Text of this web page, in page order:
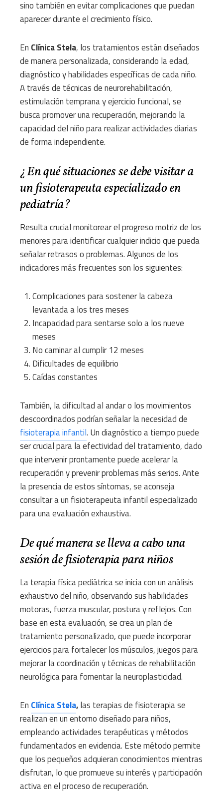
sino también en evitar complicaciones que puedan
aparecer durante el crecimiento físico.
En Clínica Stela, los tratamientos están diseñados
de manera personalizada, considerando la edad,
diagnóstico y habilidades específicas de cada niño.
A través de técnicas de neurorehabilitación,
estimulación temprana y ejercicio funcional, se
busca promover una recuperación, mejorando la
capacidad del niño para realizar actividades diarias
de forma independiente.
¿En qué situaciones se debe visitar a
un fisioterapeuta especializado en
pediatría?
Resulta crucial monitorear el progreso motriz de los
menores para identificar cualquier indicio que pueda
señalar retrasos o problemas. Algunos de los
indicadores más frecuentes son los siguientes:
Complicaciones para sostener la cabeza
levantada a los tres meses
Incapacidad para sentarse solo a los nueve
meses
No caminar al cumplir 12 meses
Dificultades de equilibrio
Caídas constantes
También, la dificultad al andar o los movimientos
descoordinados podrían señalar la necesidad de
fisioterapia infantil. Un diagnóstico a tiempo puede
ser crucial para la efectividad del tratamiento, dado
que intervenir prontamente puede acelerar la
recuperación y prevenir problemas más serios. Ante
la presencia de estos síntomas, se aconseja
consultar a un fisioterapeuta infantil especializado
para una evaluación exhaustiva.
De qué manera se lleva a cabo una
sesión de fisioterapia para niños
La terapia física pediátrica se inicia con un análisis
exhaustivo del niño, observando sus habilidades
motoras, fuerza muscular, postura y reflejos. Con
base en esta evaluación, se crea un plan de
tratamiento personalizado, que puede incorporar
ejercicios para fortalecer los músculos, juegos para
mejorar la coordinación y técnicas de rehabilitación
neurológica para fomentar la neuroplasticidad.
En Clínica Stela,las terapias de fisioterapia se
realizan en un entorno diseñado para niños,
empleando actividades terapéuticas y métodos
fundamentados en evidencia. Este método permite
que los pequeños adquieran conocimientos mientras
disfrutan, lo que promueve su interés y participación
activa en el proceso de recuperación.